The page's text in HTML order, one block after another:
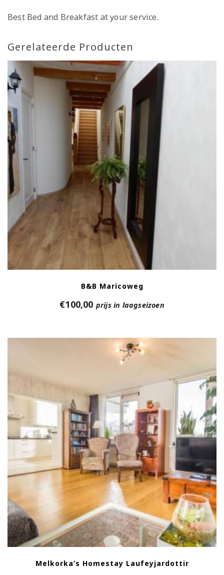
Best Bed and Breakfast at your service.
Gerelateerde Producten
B&B Maricoweg
€100,00 prijs in laagseizoen
Melkorka’s Homestay Laufeyjardottir